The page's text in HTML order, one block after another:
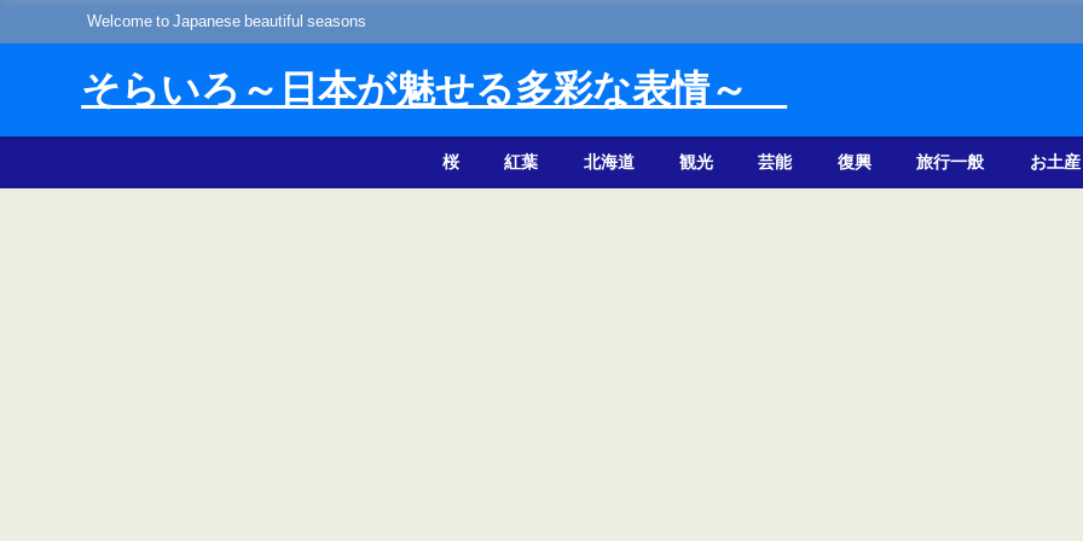
Welcome to Japanese beautiful seasons
そらいろ～日本が魅せる多彩な表情～
桜 紅葉 北海道 観光 芸能 復興 旅行一般 お土